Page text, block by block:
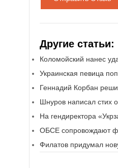
Другие статьи:
Коломойский нанес
Украинская певица
Геннадий Корбан
Шнуров написал стих
На гендиректора
ОБСЕ сопровождают
Филатов придумал